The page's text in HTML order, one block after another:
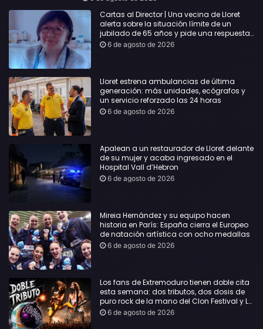
Cartas al Director | Una vecina de Lloret
alerta sobre la situación límite de un
jubilado de 65 años y pide una respuesta
urgente
6 de agosto de 2026
Lloret estrena ambulancias de última
generación: más unidades, ecógrafos y
un servicio reforzado las 24 horas
6 de agosto de 2026
Apalean a un restaurador de Lloret delante
de su mujer y acaba ingresado en el
Hospital Vall d’Hebron
6 de agosto de 2026
Mireia Hernández y su equipo hacen
historia en París: España cierra el Europeo
de natación artística con ocho medallas
6 de agosto de 2026
Los fans de Extremoduro tienen doble cita
esta semana: dos tributos, dos dosis de
puro rock de la mano del Clon Festival y La
Jarana
6 de agosto de 2026